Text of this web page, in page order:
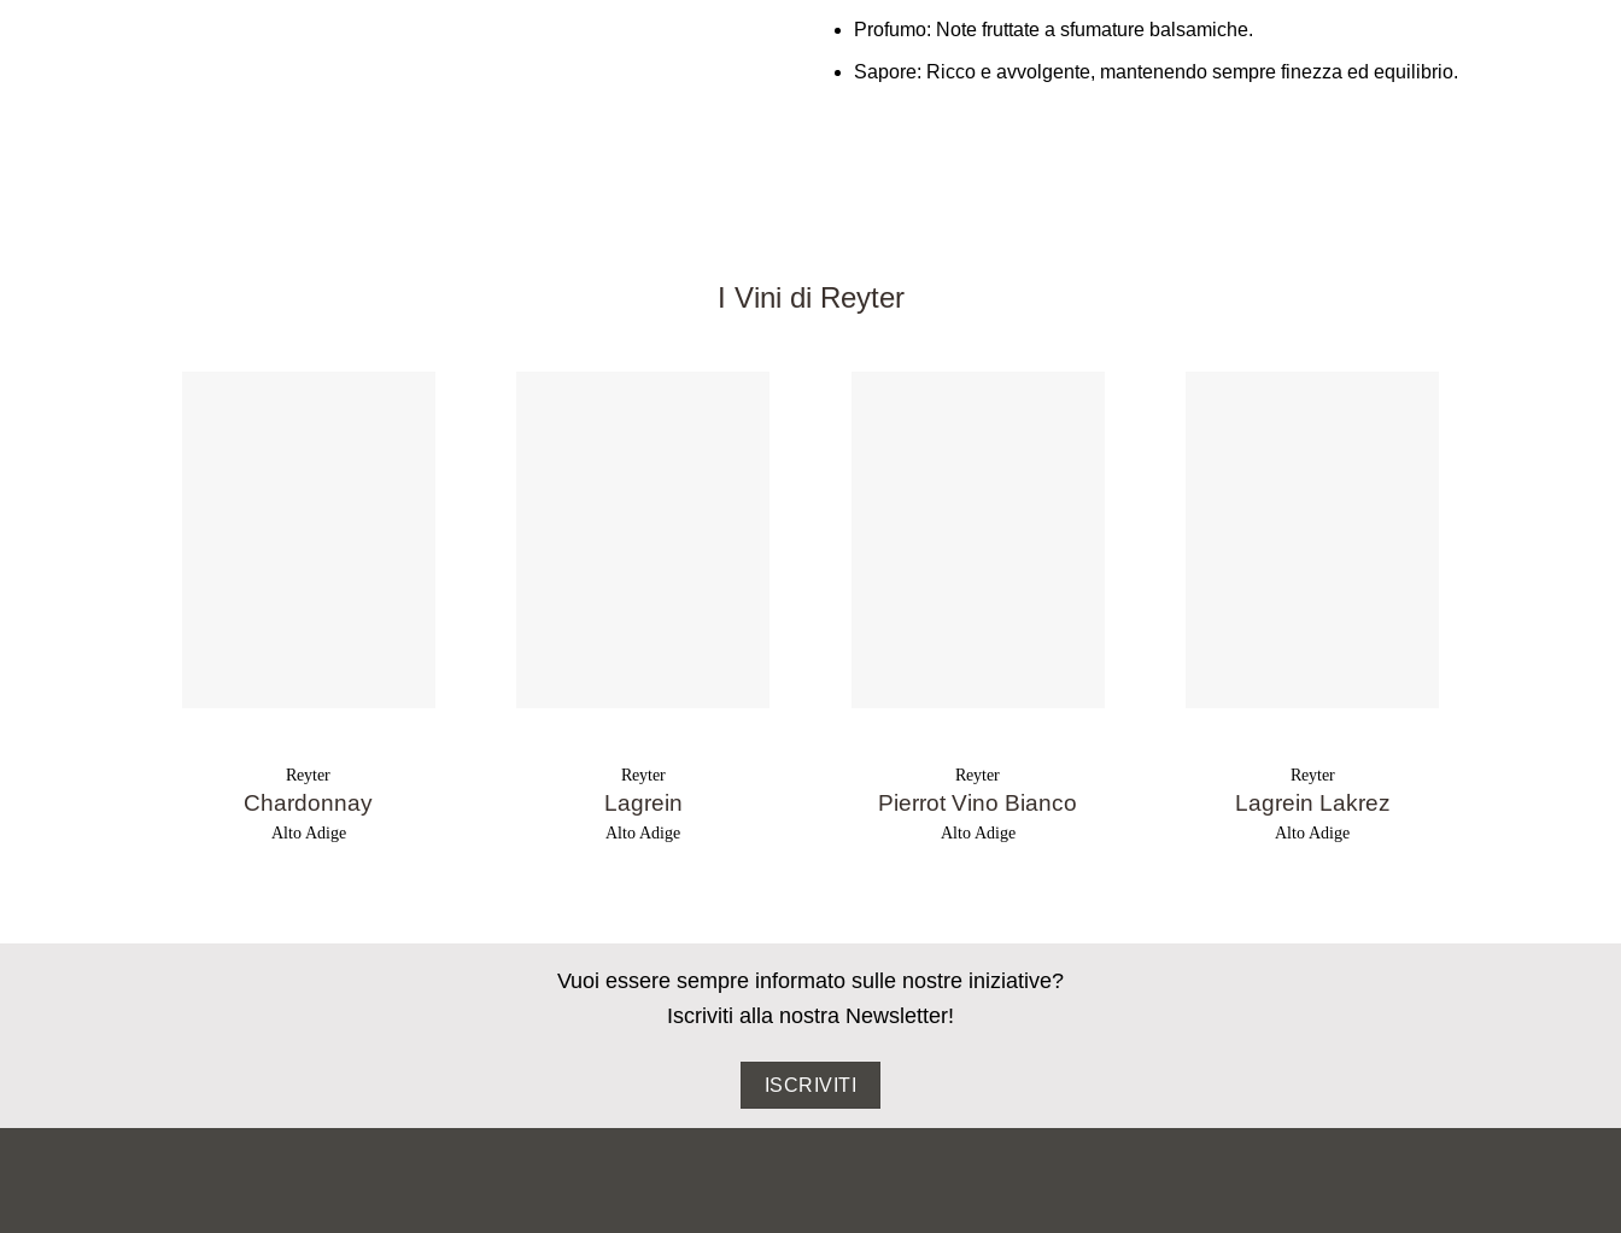
Profumo: Note fruttate a sfumature balsamiche.
Sapore: Ricco e avvolgente, mantenendo sempre finezza ed equilibrio.
I Vini di Reyter
Reyter
Chardonnay
Alto Adige
Reyter
Lagrein
Alto Adige
Reyter
Pierrot Vino Bianco
Alto Adige
Reyter
Lagrein Lakrez
Alto Adige
Vuoi essere sempre informato sulle nostre iniziative?
Iscriviti alla nostra Newsletter!
ISCRIVITI